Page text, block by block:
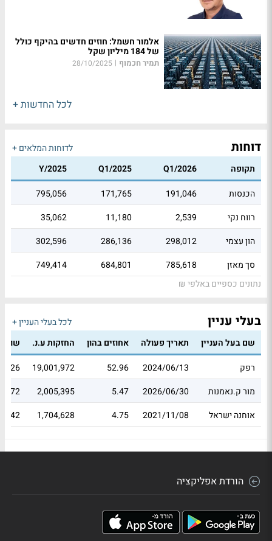
אלמור חשמל: חוזים חדשים בהיקף כולל
של 184 מיליון שקל
תמיר חכמוף |
28/10/2025
לכל החדשות +
דוחות
לדוחות המלאים +
תקופה
Q1/2026
Q1/2025
Y/2025
הכנסות
191,046
171,765
795,056
רווח נקי
2,539
11,180
35,062
הון עצמי
298,012
286,136
302,596
סך מאזן
785,618
684,801
749,414
נתונים כספיים באלפי ₪
בעלי עניין
לכל בעלי העניין +
שם בעל העניין
תאריך פעולה אחוזים בהון החזקות ע.נ.
רפק
2024/06/13
52.96
19,001,972
מור ק.נאמנות
2026/06/30
5.47
2,005,395
אוחנה ישראל
2021/11/08
4.75
1,704,628
הורדת אפליקציה